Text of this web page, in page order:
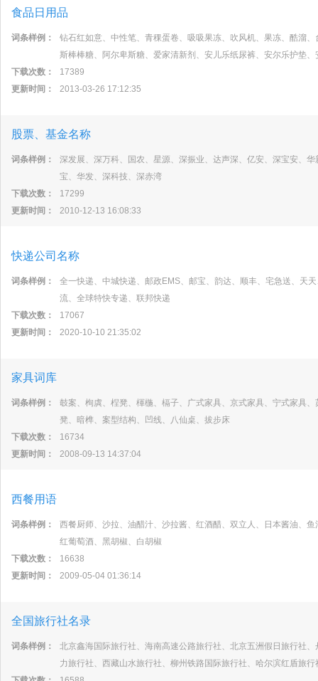
食品日用品
词条样例：
钻石红如意、中性笔、青稞蛋卷、吸吸果冻、吹风机、果冻、酷溜
斯棒棒糖、阿尔卑斯糖、爱家清新剂、安儿乐纸尿裤、安尔乐护垫
下载次数：
17389
更新时间：
2013-03-26 17:12:35
股票、基金名称
词条样例：
深发展、深万科、国农、星源、深振业、达声深、亿安、深宝安、
宝、华发、深科技、深赤湾
下载次数：
17299
更新时间：
2010-12-13 16:08:33
快递公司名称
词条样例：
全一快递、中城快递、邮政EMS、邮宝、韵达、顺丰、宅急送、天
流、全球特快专递、联邦快递
下载次数：
17067
更新时间：
2020-10-10 21:35:02
家具词库
词条样例：
攲案、栒虡、桯凳、楎椸、槅子、广式家具、京式家具、宁式家具
凳、暗榫、案型结构、凹线、八仙桌、拔步床
下载次数：
16734
更新时间：
2008-09-13 14:37:04
西餐用语
词条样例：
西餐厨师、沙拉、油醋汁、沙拉酱、红酒醋、双立人、日本酱油、
红葡萄酒、黑胡椒、白胡椒
下载次数：
16638
更新时间：
2009-05-04 01:36:14
全国旅行社名录
词条样例：
北京鑫海国际旅行社、海南高速公路旅行社、北京五洲假日旅行社
力旅行社、西藏山水旅行社、柳州铁路国际旅行社、哈尔滨红盾旅